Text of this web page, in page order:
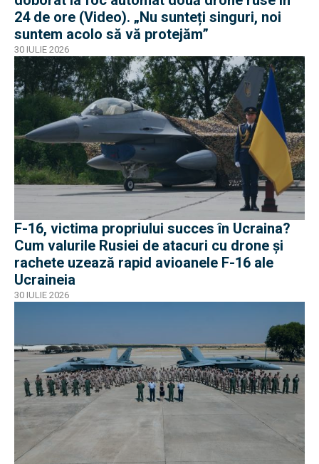
24 de ore (Video). „Nu sunteți singuri, noi
suntem acolo să vă protejăm”
30 IULIE 2026
F-16, victima propriului succes în Ucraina?
Cum valurile Rusiei de atacuri cu drone și
rachete uzează rapid avioanele F-16 ale
Ucraineia
30 IULIE 2026